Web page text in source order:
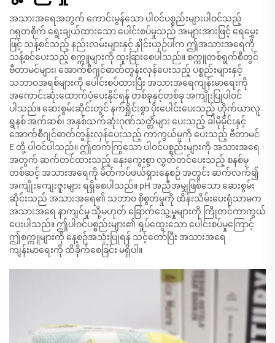
အသားအရေအတွက် ကောင်းမွန်သော ပါဝင်ပစ္စည်းများပါဝင်သည့်
ဂရုတစိုက် ရွေးချယ်ထားသော ပေါင်းစပ်မှုသည် အများအားဖြင့် ရေမွှေး
ဖြင့် သန့်စင်သည့် နည်းလမ်းများနှင့် နှိုင်းယှဉ်ပါက ဤအသားအရေကို
သန့်စင်ပေးသည့် စက္ကူများကို ထူးခြားစေပါသည်။ စက္ကူတစ်ရွက်စီတွင်
ဗီတာမင်များ၊ အောက်စီဂျင်ဓာတ်တွန်းလှန်ပေးသည့် ပစ္စည်းများနှင့်
သဘာဝအရစ်များကို ပေါင်းစပ်ထားပြီး အသားအရေကျန်းမာရေးကို
အကောင်းဆုံးထောက်ပံ့ပေးနိုင်ရန် တစ်ခုနှင့်တစ်ခု အကျိုးပြုပါဝင်
ပါသည်။ ဆေးစွမ်းဆိုင်းတွင် နက်ရှိုင်းစွာ ပိုးပေါင်းပေးသည့် ဟိုက်ယာလူ
ရွနစ် အက်ဆစ်၊ အနှစ်သက်ဆုံးဂုဏ်သတ္တိများ ပေးသည့် ခါမိုမိုင်းနှင့်
အောက်စီဂျင်ဓာတ်တွန်းလှန်ပေးသည့် ကာကွယ်မှုကို ပေးသည့် ဗီတာမင်
E တို့ ပါဝင်ပါသည်။ ဤတက်ကြွသော ပါဝင်ပစ္စည်းများကို အသားအရေ
အတွက် ဆက်တင်ထားသည့် နှေးကွေးစွာ လွှတ်တင်ပေးသည့် စနစ်မှ
တစ်ဆင့် အသားအရေကို မိတ်ကပ်ဖယ်ရှားနေစဉ် အတွင်း ဆက်လက်၍
အကျိုးကျေးဇူးများ ရရှိစေပါသည်။ pH အညီအမျှဖြစ်သော ဆေးစွမ်း
ဆိုင်းသည် အသားအရေ၏ သဘာဝ စိုစွတ်မှုကို ထိန်းသိမ်းပေးရုံသာမက
အသားအရေ နာကျင်မှု သို့မဟုတ် ခြောက်သွေ့မှုများကို ကြိုတင်ကာကွယ်
ပေးပါသည်။ ဤပါဝင်ပစ္စည်းများ၏ ရှုပ်ထွေးသော ပေါင်းစပ်မှုကြောင့်
ဤစက္ကူများကို နေ့စဉ်အသုံးပြုရန် သင့်တော်ပြီး အသားအရေ
ကျန်းမာရေးကို ထိခိုက်စေခြင်း မရှိပါ။